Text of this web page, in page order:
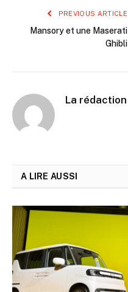
PREVIOUS ARTICLE
Mansory et une Maserati
Ghibli
La rédaction
A LIRE AUSSI